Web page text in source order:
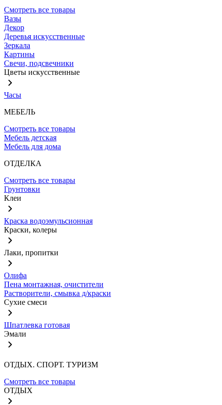
Смотреть все товары
Вазы
Декор
Деревья искусственные
Зеркала
Картины
Свечи, подсвечники
Цветы искусственные
Часы
МЕБЕЛЬ
Смотреть все товары
Мебель детская
Мебель для дома
ОТДЕЛКА
Смотреть все товары
Грунтовки
Клеи
Краска водоэмульсионная
Краски, колеры
Лаки, пропитки
Олифа
Пена монтажная, очистители
Растворители, смывка д/краски
Сухие смеси
Шпатлевка готовая
Эмали
ОТДЫХ. СПОРТ. ТУРИЗМ
Смотреть все товары
ОТДЫХ